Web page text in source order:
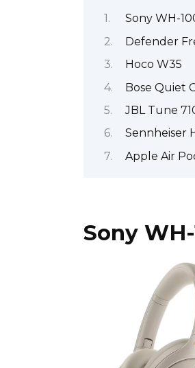
Sony WH-
Defender
Hoco W35
Bose Quiet
JBL Tune
Sennheiser
Apple Air
Sony